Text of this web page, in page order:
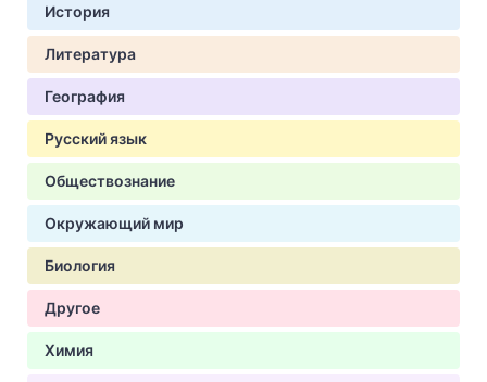
История
Литература
География
Русский язык
Обществознание
Окружающий мир
Биология
Другое
Химия